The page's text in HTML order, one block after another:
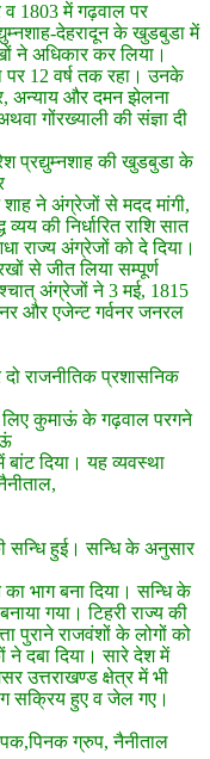
व 1803 में गढ़वाल पर
देहरादून के खुडबुडा में
ने अधिकार कर लिया।
पर 12 वर्ष तक रहा। उनके
अन्याय और दमन झेलना
गोंरख्याली की संज्ञा दी
प्रद्युम्नशाह की खुडबुडा के
ने अंग्रेजों से मदद मांगी,
की निर्धारित राशि सात
अंग्रेजों को दे दिया।
से जीत लिया सम्पूर्ण
अंग्रेजों ने 3 मई, 1815
और एजेन्ट गर्वनर जनरल
राजनीतिक प्रशासनिक
लिए कुमाऊं के गढ़वाल परगने
दिया। यह व्यवस्था
सन्धि हुई। सन्धि के अनुसार
का भाग बना दिया। सन्धि के
गया। टिहरी राज्य की
पुराने राजवंशों के लोगों को
दबा दिया। सारे देश में
उत्तराखण्ड क्षेत्र में भी
सक्रिय हुए व जेल गए।
ग्रुप, नैनीताल